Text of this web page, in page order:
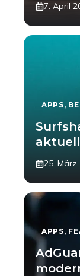
7. April
APPS,
25. März
APPS,